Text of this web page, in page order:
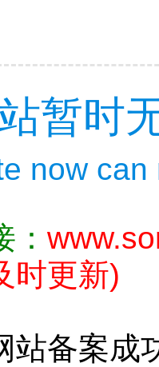
暂时
now
时更新)
站备案成